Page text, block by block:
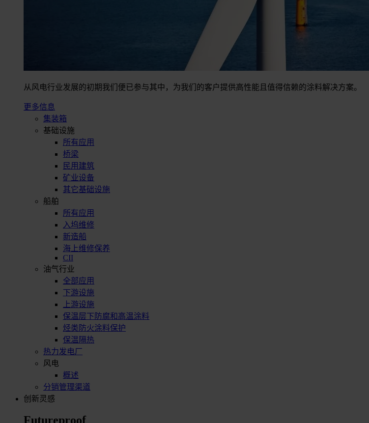
从风电行业发展的初期我们便已参与其中，为我们的客户提供高性能且值得信赖的涂料解决方案。
更多信息
集装箱
基础设施
所有应用
桥梁
民用建筑
矿业设备
其它基础设施
船舶
所有应用
入坞维修
新造船
海上维修保养
CII
油气行业
全部应用
下游设施
上游设施
保温层下防腐和高温涂料
烃类防火涂料保护
保温隔热
热力发电厂
风电
概述
分销管理渠道
创新灵感
Futureproof